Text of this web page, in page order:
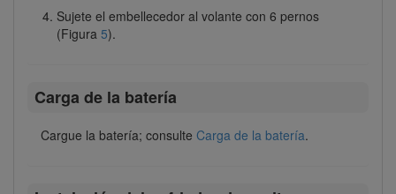
Sujete el embellecedor al volante con 6 pernos
(Figura 5).
Carga de la batería
Cargue la batería; consulte Carga de la batería.